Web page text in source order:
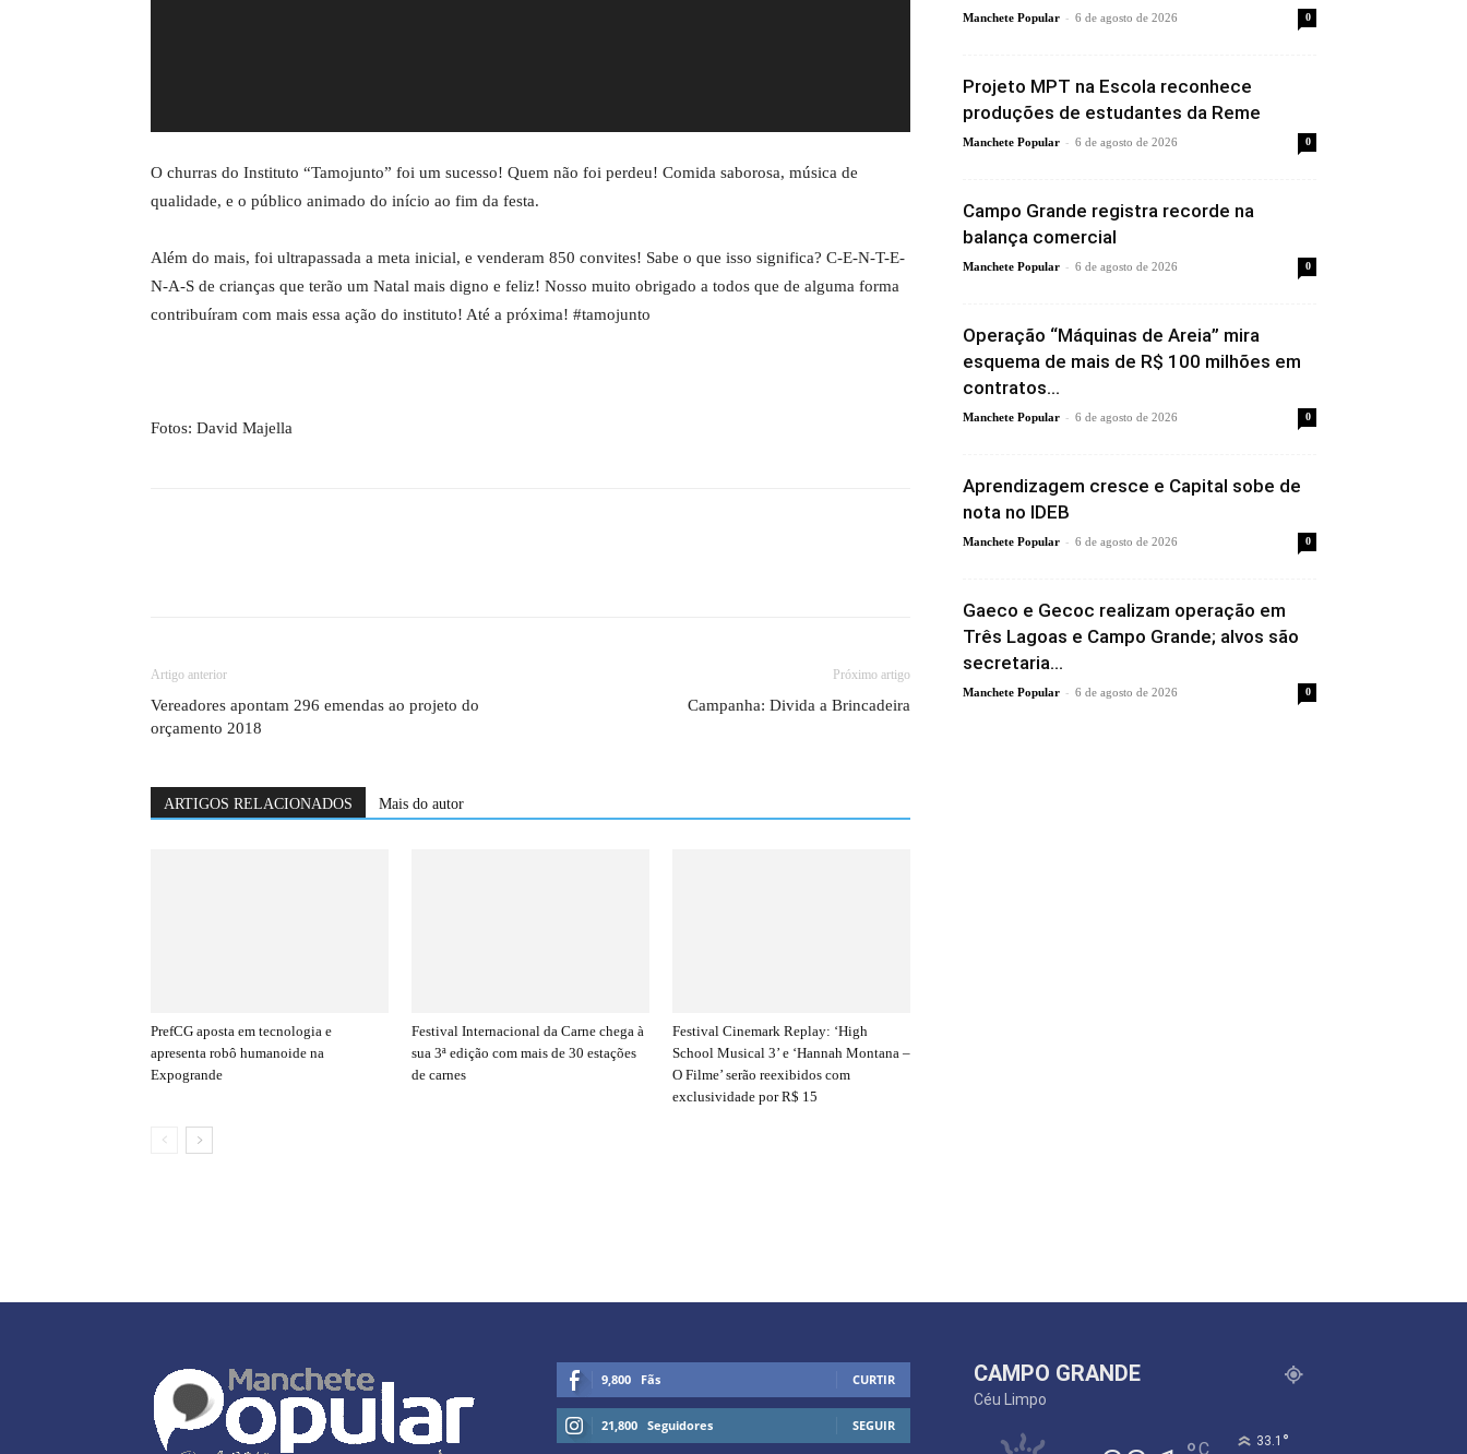
O churras do Instituto “Tamojunto” foi um sucesso! Quem não foi perdeu! Comida saborosa, música de
qualidade, e o público animado do início ao fim da festa.
Além do mais, foi ultrapassada a meta inicial, e venderam 850 convites! Sabe o que isso significa? C-E-N-T-E-
N-A-S de crianças que terão um Natal mais digno e feliz! Nosso muito obrigado a todos que de alguma forma
contribuíram com mais essa ação do instituto! Até a próxima! #tamojunto
Fotos: David Majella
Artigo anterior
Vereadores apontam 296 emendas ao projeto do
orçamento 2018
Próximo artigo
Campanha: Divida a Brincadeira
ARTIGOS RELACIONADOS Mais do autor
PrefCG aposta em tecnologia e
apresenta robô humanoide na
Expogrande
Festival Internacional da Carne chega à
sua 3ª edição com mais de 30 estações
de carnes
Festival Cinemark Replay: ‘High
School Musical 3’ e ‘Hannah Montana –
O Filme’ serão reexibidos com
exclusividade por R$ 15
Manchete Popular - 6 de agosto de 2026 0
Projeto MPT na Escola reconhece
produções de estudantes da Reme
Manchete Popular - 6 de agosto de 2026 0
Campo Grande registra recorde na
balança comercial
Manchete Popular - 6 de agosto de 2026 0
Operação “Máquinas de Areia” mira
esquema de mais de R$ 100 milhões em
contratos...
Manchete Popular - 6 de agosto de 2026 0
Aprendizagem cresce e Capital sobe de
nota no IDEB
Manchete Popular - 6 de agosto de 2026 0
Gaeco e Gecoc realizam operação em
Três Lagoas e Campo Grande; alvos são
secretaria...
Manchete Popular - 6 de agosto de 2026 0
9,800 Fãs CURTIR
21,800 Seguidores SEGUIR
CAMPO GRANDE
Céu Limpo
C 33.1 °